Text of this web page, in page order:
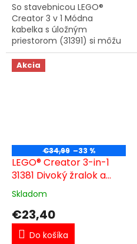
So stavebnicou LEGO®
Creator 3 v 1 Módna
kabelka s úložným
priestorom (31391) si môžu
dievčatá a chlapci od 8
rokov z jedného balenia
kociek vybrať až 3 štýlové
Akcia
€34,99 –33 %
LEGO® Creator 3-in-1
31381 Divoký žralok a
truhlica s pokladom
Skladom
€23,40
Do košíka